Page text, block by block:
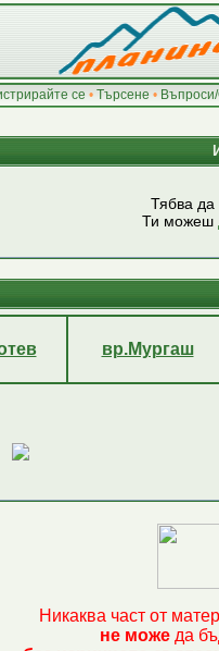
се • Търсене •
Тябва
Ти можеш
вр.Мургаш
Никаква част от
не може да